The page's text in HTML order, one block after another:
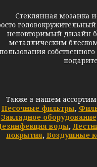
Стеклянная мозаика
неповторимый дизайн
металлическим
Также в нашем
Песочные фильтры,
Закладное оборудование
воды,
покрытия, Воздушные